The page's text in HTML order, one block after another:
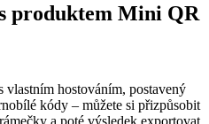
produktem Mini QR
hostováním, postavený
kódy – můžete si přizpůsobit
a poté výsledek exportovat